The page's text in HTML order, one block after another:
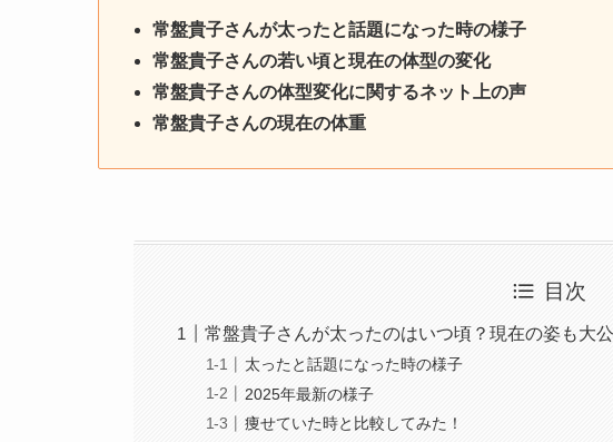
常盤貴子さんが太ったと話題になった時の様子
常盤貴子さんの若い頃と現在の体型の変化
常盤貴子さんの体型変化に関するネット上の声
常盤貴子さんの現在の体重
目次
常盤貴子さんが太ったのはいつ頃？現在の姿も大公
太ったと話題になった時の様子
2025年最新の様子
痩せていた時と比較してみた！